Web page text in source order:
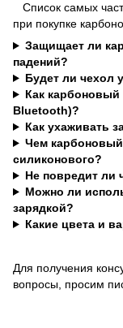
Список самых
при покупке
Защищает ли
падений?
Будет ли чехол
Как карбоновый
Bluetooth)?
Как ухаживать
Чем
силиконового?
Не повредит ли
Можно ли
зарядкой?
Какие цвета и
Для получения
вопросы, просим